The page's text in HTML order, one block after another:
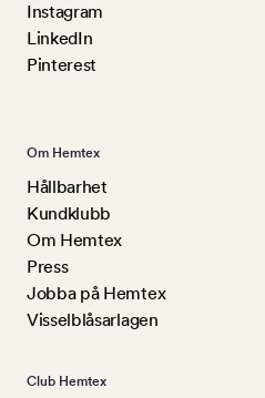
Instagram
LinkedIn
Pinterest
Om Hemtex
Hållbarhet
Kundklubb
Om Hemtex
Press
Jobba på Hemtex
Visselblåsarlagen
Club Hemtex